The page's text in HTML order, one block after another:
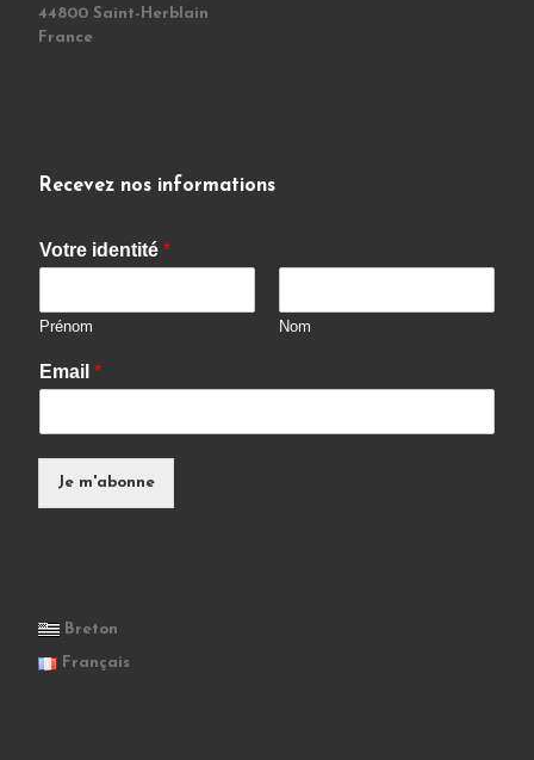
44800 Saint-Herblain
France
Recevez nos informations
Votre identité *
Prénom Nom
Email *
Je m'abonne
Breton
Français